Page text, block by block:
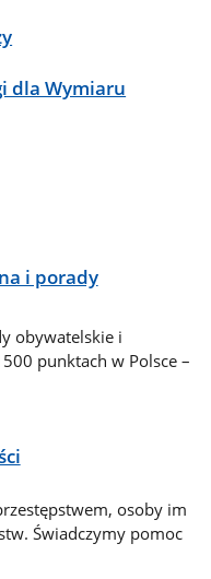
dla Wymiaru
i porady
obywatelskie i
punktach w Polsce –
osoby im
Świadczymy pomoc